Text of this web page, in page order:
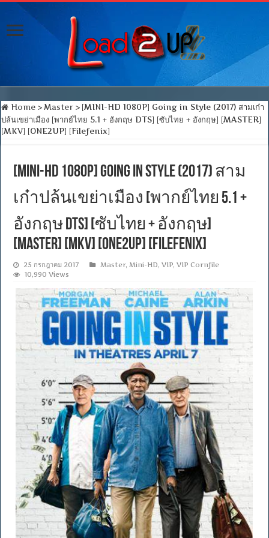
Home > Master > [MINI-HD 1080P] Going in Style (2017) สามเก๋า
ปล้นเขย่าเมือง [พากย์ไทย 5.1 + อังกฤษ DTS] [ซับไทย + อังกฤษ] [MASTER]
[MKV] [ONE2UP] [Filefenix]
[MINI-HD 1080P] Going in Style (2017) สาม
เก๋าปล้นเขย่าเมือง [พากย์ไทย 5.1 +
อังกฤษ DTS] [ซับไทย + อังกฤษ]
[MASTER] [MKV] [ONE2UP] [Filefenix]
25 กรกฎาคม 2017 Master,Mini-HD,VIP,VIP Cornfile
10,990 Views